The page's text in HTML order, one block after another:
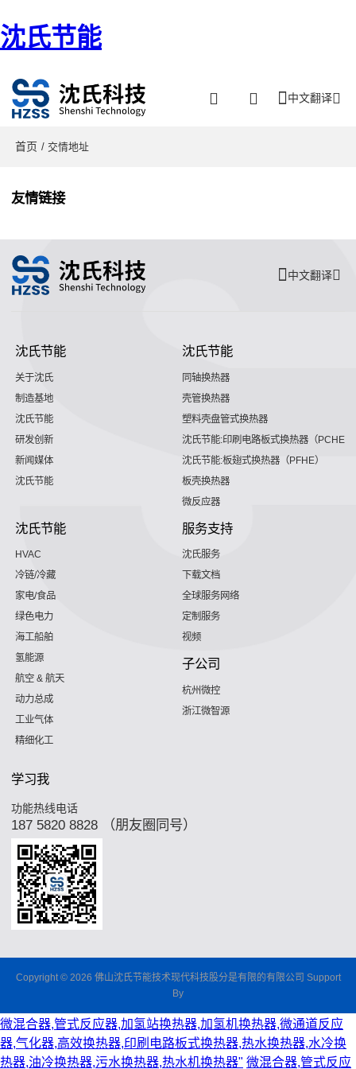
沈氏节能
中文翻译
首页 / 交情地址
友情链接
中文翻译
沈氏节能
关于沈氏
制造基地
沈氏节能
研发创新
新闻媒体
沈氏节能
沈氏节能
同轴换热器
壳管换热器
塑料壳盘管式换热器
沈氏节能:印刷电路板式换热器（PCHE）
沈氏节能:板翅式换热器（PFHE）
板壳换热器
微反应器
沈氏节能
HVAC
冷链/冷藏
家电/食品
绿色电力
海工船舶
氢能源
航空 & 航天
动力总成
工业气体
精细化工
服务支持
沈氏服务
下载文档
全球服务网络
定制服务
视频
子公司
杭州微控
浙江微智源
学习我
功能热线电话
187 5820 8828 （朋友圈同号）
Copyright © 2026 佛山沈氏节能技术现代科技股分是有限的有限公司 Support
By
微混合器,管式反应器,加氢站换热器,加氢机换热器,微通道反应
器,气化器,高效换热器,印刷电路板式换热器,热水换热器,水冷换
热器,油冷换热器,污水换热器,热水机换热器" 微混合器,管式反应